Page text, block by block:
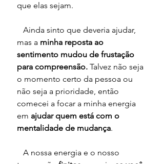
que elas sejam.
mas a minha reposta ao
sentimento mudou de frustação
para compreensão. Talvez não seja
o momento certo da pessoa ou
não seja a prioridade, então
comecei a focar a minha energia
em ajudar quem está com o
mentalidade de mudança.